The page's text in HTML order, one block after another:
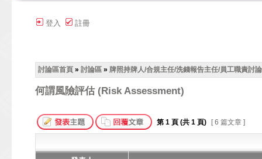
登入 註冊
討論區首頁 » 討論區 » 牌照持牌人/合規主任/洗錢報告主任/員工職責討論
何謂風險評估 (Risk Assessment)
第 1 頁 (共 1 頁) [ 6 篇文章 ]